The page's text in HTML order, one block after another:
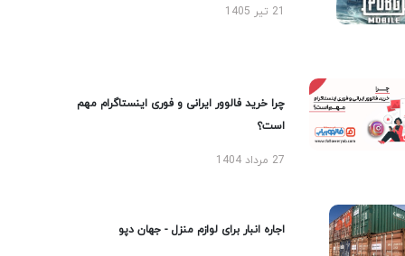
چرا خرید فالوور ایرانی و فوری اینستاگرام مهم
است؟
27 مرداد 1404
اجاره انبار برای لوازم منزل - جهان دپو